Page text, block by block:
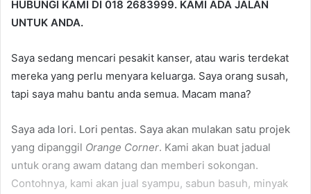
HUBUNGI KAMI DI 018 2683999. KAMI ADA JALAN
UNTUK ANDA.
Saya sedang mencari pesakit kanser, atau waris terdekat
mereka yang perlu menyara keluarga. Saya orang susah,
tapi saya mahu bantu anda semua. Macam mana?
Saya ada lori. Lori pentas. Saya akan mulakan satu projek
yang dipanggil Orange Corner. Kami akan buat jadual
untuk orang awam datang dan memberi sokongan.
Contohnya, kami akan jual syampu, sabun basuh, minyak